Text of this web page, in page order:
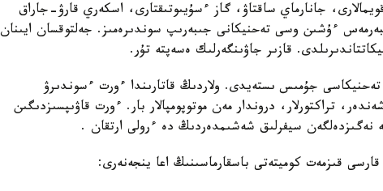
جانارماي ساقتاۋ، گاز ءسۇيىوتىقتارى، اسكەري قارۋ-جاراق
ءۇشىن وسى تەحنيكانى جىبەرىپ سوندىرەمىز. جەلتوقسان ايىنان
قازىر جاۋىنگەرلىك ەسەپتە تۇر.
تەحنيكاسى جۇمىس ىستەيدى. ولاردىڭ قاتارىندا ءورت ءسوندىرۋ
تراكتورلار، دروندار مەن موتوپومپالار بار. ءورت قاۋىپسىزدىگىن
نەگىزدەلگەن سيفرلىق شەشىمدەردىڭ دە ءرولى ارتقان .
قىزمەت كوميتەتى باسقارماسىنىڭ اعا ينجەنەرى: